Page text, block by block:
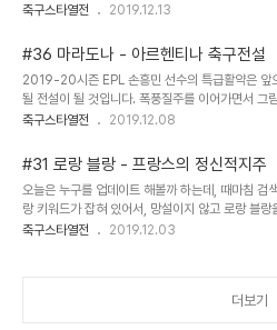
바스쿠 다 가마에서 데뷔한 호마리우는 10대 시절부
발롱도르를 수상했던 명공격수의 스토이치코프의
중 : 178cm / 73kg 포지션 : FW / MF 국적 : 불
83시합 37득점 수상 : 1994년 유럽최우수선수상
리아의 전설, 흐리스토 스토이치코프의 이야기 스
시절에 잘 나가던 육상선수였습니다. 100m 달리
을 자랑하던 육상선수였지요. 10대시절부터 축구선
하게 됩니다. 20..
축구스타열전 2019.12.13
#36 마라도나 - 아르헨티나 축구전설
2019-20시즌 EPL 손흥민 선수의 특급활약은 앞
될 전설이 될 것입니다. 폭풍질주를 이어가면서 그
켰으니까 말입니다! 아아, 놀랍고, 아아, 고맙습니다.
부럽지 않았던 겨울날 입니다. (웃음) 아, 그건 그렇
기 오늘은 업데이트 하려고 합니다. 멋진 팝송 틀어
를 곁에 준비해 놓고, 마음을 잘 챙겨가면서 키보드
다! 드디어 마라도나의 차례가 왔습니다. 물론, 긴
그럼에도 불구하고 저는 역사적 스타, 신의 아들 마
축구스타열전 2019.12.08
#31 로랑 블랑 - 프랑스의 정신적지주
오늘은 누구를 업데이트 해볼까 하는데, 때마침 검
랑 키워드가 잡혀 있어서, 망설이지 않고 로랑 블랑
2008년에 초안을 썼으므로 11년만의 갱신이군요!
벽으로 불리는 철벽수비수 로랑 블랑의 이야기 입니
축구스타열전 2019.12.03
더보기